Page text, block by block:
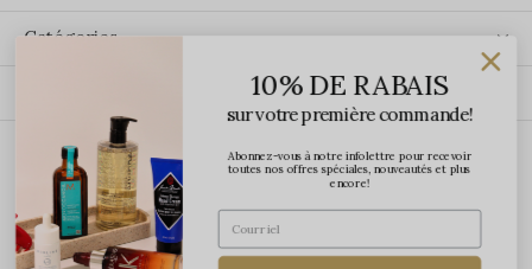
Catégories
ÉCRIVEZ-NOUS
10% DE RABAIS
sur votre première commande!
Abonnez-vous à notre infolettre pour recevoir
toutes nos offres spéciales, nouveautés et plus
encore!